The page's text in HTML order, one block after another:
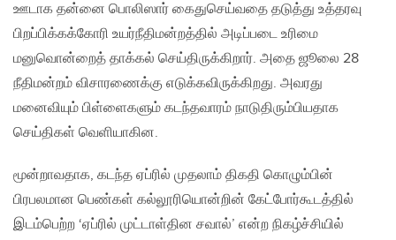
ஊடாக தன்னை பொலிஸார் கைதுசெய்வதை தடுத்து உத்தரவு
பிறப்பிக்கக்கோரி உயர்நீதிமன்றத்தில் அடிப்படை உரிமை
மனுவொன்றைத் தாக்கல் செய்திருக்கிறார். அதை ஜூலை 28
நீதிமன்றம் விசாரணைக்கு எடுக்கவிருக்கிறது. அவரது
மனைவியும் பிள்ளைகளும் கடந்தவாரம் நாடுதிரும்பியதாக
செய்திகள் வெளியாகின.
மூன்றாவதாக, கடந்த ஏப்ரில் முதலாம் திகதி கொழும்பின்
பிரபலமான பெண்கள் கல்லூரியொன்றின் கேட்போர்கூடத்தில்
இடம்பெற்ற ‘ஏப்ரில் முட்டாள்தின சவால்’ என்ற நிகழ்ச்சியில்